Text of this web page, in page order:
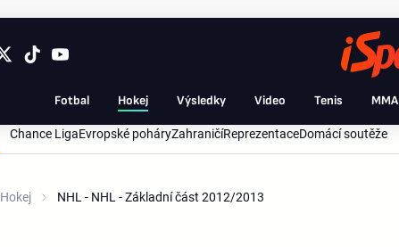
Fotbal Hokej Výsledky Video Tenis MMA
Chance LigaEvropské poháryZahraničíReprezentaceDomácí soutěže
Hokej NHL - NHL - Základní část 2012/2013